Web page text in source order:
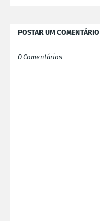
POSTAR UM COMENTÁRIO
0 Comentários